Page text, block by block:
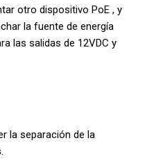
otro dispositivo PoE , y
la fuente de energía
las salidas de 12VDC y
la separación de la